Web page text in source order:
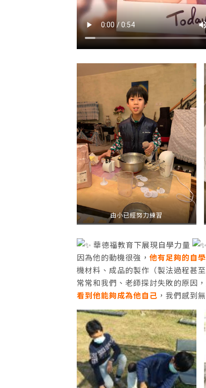
由小已經努力練習
華德福教育下展現自學力量
因為他的動機很強， 他有足夠的自
機材料、成品的製作（製法過程甚
常常和我們、老師探討失敗的原因
看到他能夠成為他自己 ，我們感到